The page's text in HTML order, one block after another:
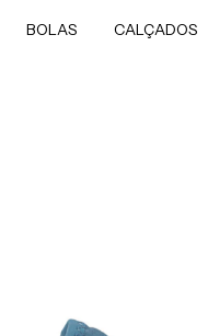
BOLAS CALÇADOS